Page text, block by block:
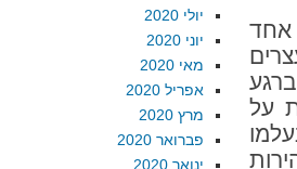
אחד
על
יולי 2020
יוני 2020
מאי 2020
אפריל 2020
מרץ 2020
פברואר 2020
ינואר 2020